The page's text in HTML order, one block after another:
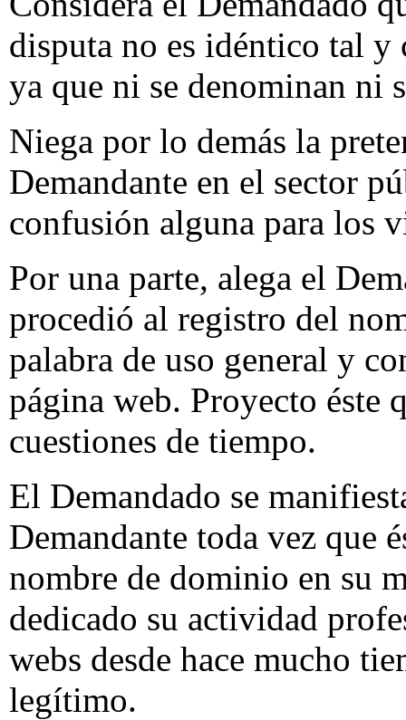
disputa no es idéntico tal y
ya que ni se denominan ni
Niega por lo demás la
Demandante en el sector
confusión alguna para los
Por una parte, alega el
procedió al registro del
palabra de uso general y
página web. Proyecto éste
cuestiones de tiempo.
El Demandado se
Demandante toda vez que
nombre de dominio en su
dedicado su actividad
webs desde hace mucho
legítimo.